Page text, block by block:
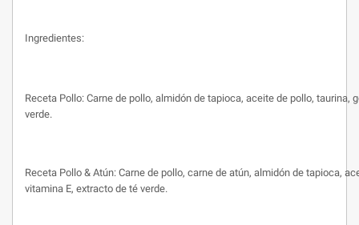
Ingredientes:
Receta Pollo: Carne de pollo, almidón de tapioca, aceite de pollo, taurina,
verde.
Receta Pollo & Atún: Carne de pollo, carne de atún, almidón de tapioca,
vitamina E, extracto de té verde.